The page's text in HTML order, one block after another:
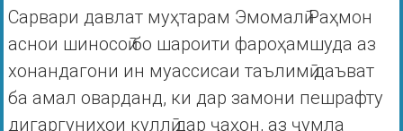
Сарвари давлат муҳтарам Эмомалӣ Раҳмон
аснои шиносоӣ бо шароити фароҳамшуда аз
хонандагони ин муассисаи таълимӣ даъват
ба амал оварданд, ки дар замони пешрафту
дигаргуниҳои куллӣ дар ҷаҳон, аз ҷумла